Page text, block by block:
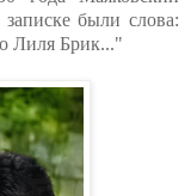
были слова:
Лиля Брик..."